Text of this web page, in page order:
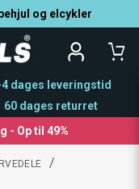
og elcykler
dages leveringstid
60 dages returret
- Op til 49%
/